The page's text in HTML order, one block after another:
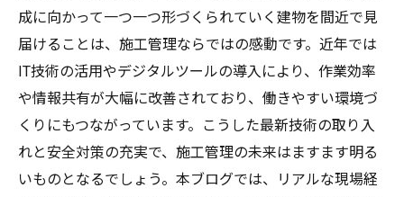
持って未来を創ろう
成に向かって一つ一つ形づくられていく建物を間近で見
届けることは、施工管理ならではの感動です。近年では
IT技術の活用やデジタルツールの導入により、作業効率
や情報共有が大幅に改善されており、働きやすい環境づ
くりにもつながっています。こうした最新技術の取り入
れと安全対策の充実で、施工管理の未来はますます明る
いものとなるでしょう。本ブログでは、リアルな現場経